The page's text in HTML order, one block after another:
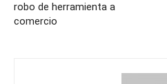
robo de herramienta a
comercio